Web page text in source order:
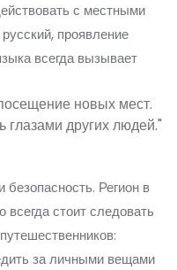
с местными
проявление
всегда вызывает
новых мест.
глазами других людей."
Регион в
стоит следовать
за личными вещами